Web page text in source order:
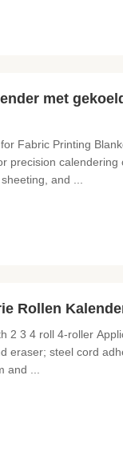
met
Fabric Printing
precision
and ...
Rollen
3 4 roll 4-roller
eraser; steel cord
...